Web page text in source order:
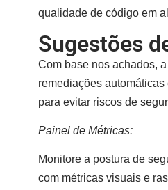
qualidade de códigoem
Sugestões
Com base nos achados,
remediações automáticas
para evitar riscos de
Painel de Métricas:
Monitore a postura de
com métricas visuais e